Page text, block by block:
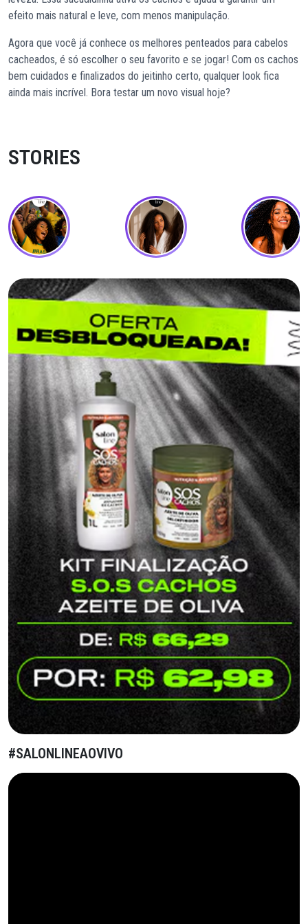
efeito mais natural e leve, com menos manipulação.
Agora que você já conhece os melhores penteados para cabelos
cacheados, é só escolher o seu favorito e se jogar! Com os cachos
bem cuidados e finalizados do jeitinho certo, qualquer look fica
ainda mais incrível. Bora testar um novo visual hoje?
STORIES
#SALONLINEAOVIVO